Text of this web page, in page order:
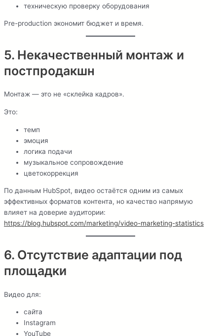
техническую проверку оборудования
Pre-production экономит бюджет и время.
5. Некачественный монтаж и
постпродакшн
Монтаж — это не «склейка кадров».
Это:
темп
эмоция
логика подачи
музыкальное сопровождение
цветокоррекция
По данным HubSpot, видео остаётся одним из самых
эффективных форматов контента, но качество напрямую
влияет на доверие аудитории:
https://blog.hubspot.com/marketing/video-marketing-statistics
6. Отсутствие адаптации под
площадки
Видео для:
сайта
Instagram
YouTube